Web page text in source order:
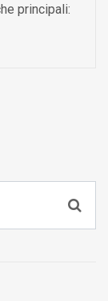
principali: